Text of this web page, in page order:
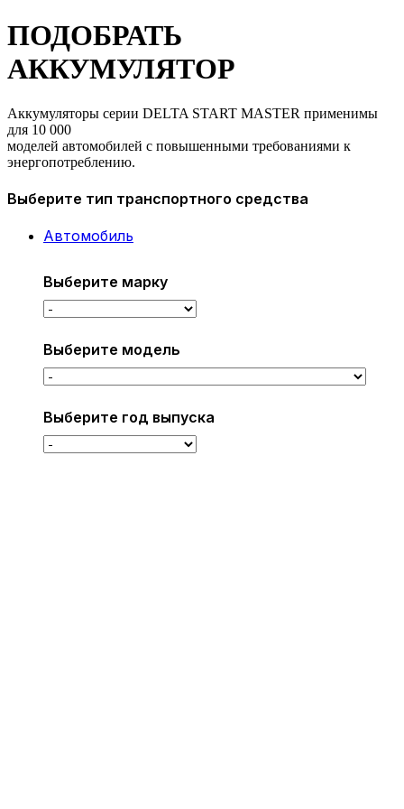
ПОДОБРАТЬ
АККУМУЛЯТОР
Аккумуляторы серии DELTA START MASTER применимы
для 10 000
моделей автомобилей с повышенными требованиями к
энергопотреблению.
Выберите тип транспортного средства
Автомобиль
Выберите марку
Выберите модель
Выберите год выпуска